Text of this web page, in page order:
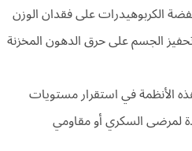
الكربوهيدرات على فقدان الوزن
الجسم على حرق الدهون المخزنة
الأنظمة في استقرار مستويات
لمرضى السكري أو مقاومي